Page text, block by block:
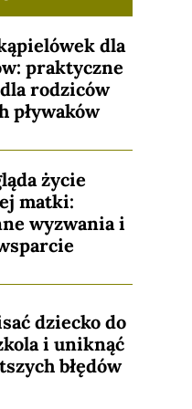
dla
praktyczne
rodziców
pływaków
życie
matki:
wyzwania i
dziecko do
i uniknąć
błędów